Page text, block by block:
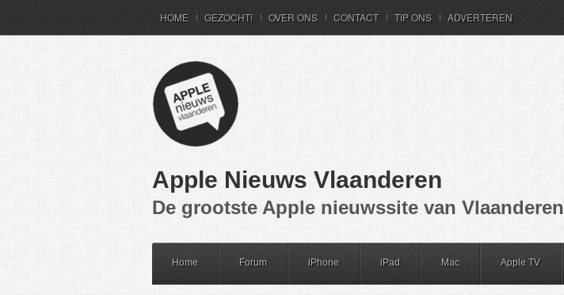
HOME GEZOCHT! OVER ONS CONTACT TIP ONS ADVERTEREN
Apple Nieuws Vlaanderen
De grootste Apple nieuwssite van Vlaanderen
Home Forum iPhone iPad Mac Apple TV